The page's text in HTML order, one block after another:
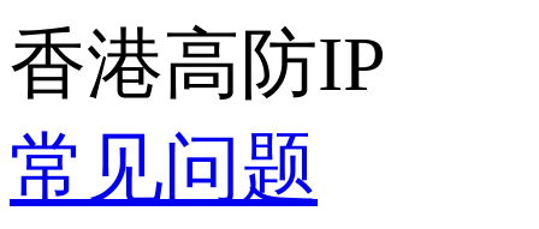
香港高防IP
常见问题